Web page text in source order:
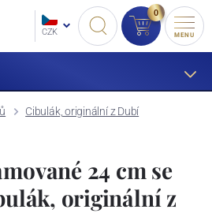
CZK
0
MENU
Cibulák, originální z Dubí
24 cm se
originální z